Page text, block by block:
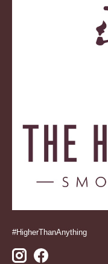
#HigherThanAnything